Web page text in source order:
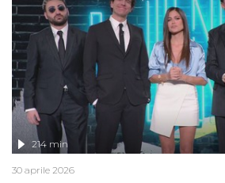
contesto globale rende impossibile
lontano.
214 min
30 aprile 2026